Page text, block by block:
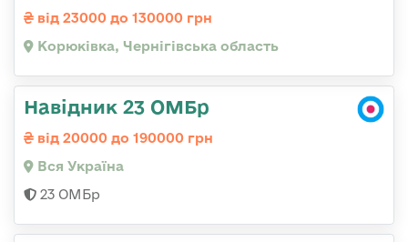
від 23000 до 130000 грн
Корюківка, Чернігівська область
Навідник 23 ОМБр
від 20000 до 190000 грн
Вся Україна
23 ОМБр